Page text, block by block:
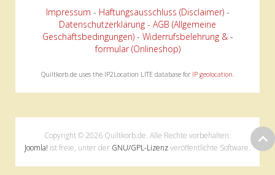
Impressum - Haftungsausschluss (Disclaimer)-
Datenschutzerklärung - AGB (Allgemeine
Geschäftsbedingungen)- Widerrufsbelehrung & -
formular (Onlineshop)
Quiltkorb.de uses the IP2Location LITE database for IP geolocation.
Copyright © 2026 Quiltkorb.de. Alle Rechte vorbehalten.
Joomla! ist freie, unter der GNU/GPL-Lizenzveröffentlichte Software.